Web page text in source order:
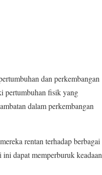
dan perkembangan
pertumbuhan fisik yang
dalam perkembangan
rentan terhadap berbagai
dapat memperburuk keadaan